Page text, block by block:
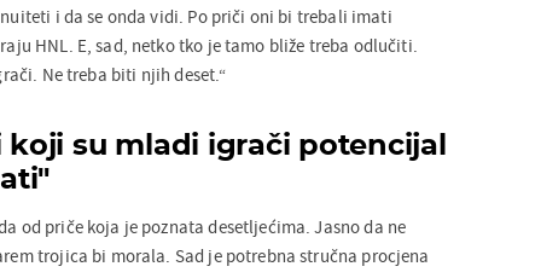
i da se onda vidi. Po priči oni bi trebali imati
HNL. E, sad, netko tko je tamo bliže treba odlučiti.
Ne treba biti njih deset.“
koji su mladi igrači potencijal
od priče koja je poznata desetljećima. Jasno da ne
trojica bi morala. Sad je potrebna stručna procjena